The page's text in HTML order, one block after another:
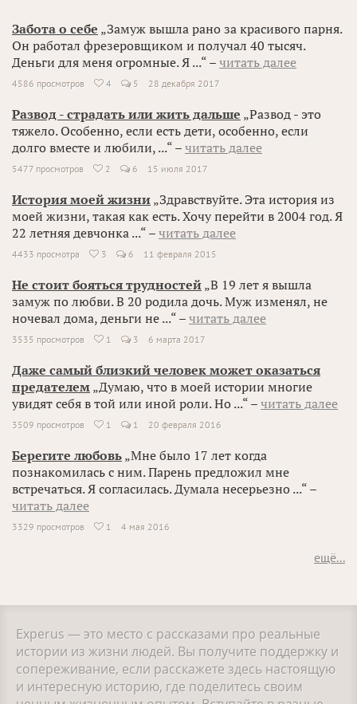
Забота о себе „Замуж вышла рано за красивого парня.
Он работал фрезеровщиком и получал 40 тысяч.
Деньги для меня огромные. Я ...“ – читать далее
4586 просмотров  4 5 28 декабря 2017
Развод - страдать или жить дальше „Развод - это
тяжело. Особенно, если есть дети, особенно, если
долго вместе и любили, ...“ – читать далее
5477 просмотров  2 6 15 июля 2017
История моей жизни „Здравствуйте. Эта история из
моей жизни, такая как есть. Хочу перейти в 2004 год. Я
22 летняя девчонка ...“ – читать далее
4433 просмотра  3 6 11 февраля 2015
Не стоит бояться трудностей „В 19 лет я вышла
замуж по любви. В 20 родила дочь. Муж изменял, не
ночевал дома, деньги не ...“ – читать далее
3535 просмотров  1 3 6 марта 2017
Даже самый близкий человек может оказаться
предателем „Думаю, что в моей истории многие
увидят себя в той или иной роли. Но ...“ – читать далее
3509 просмотров  1 1 20 февраля 2016
Берегите любовь „Мне было 17 лет когда
познакомилась с ним. Парень предложил мне
встречаться. Я согласилась. Думала несерьезно ...“ –
читать далее
3329 просмотров  1 4 мая 2016
ещё...
Experus — это место с рассказами про реальные
истории из жизни людей. Вы получите поддержку и
сопереживание, если расскажете здесь настоящую
и интересную историю, где поделитесь своим